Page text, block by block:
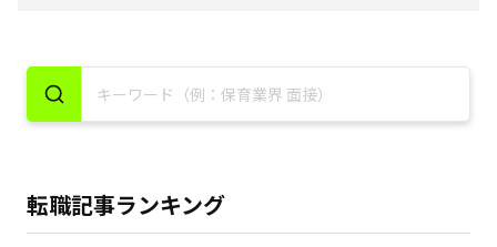
転職記事ランキング